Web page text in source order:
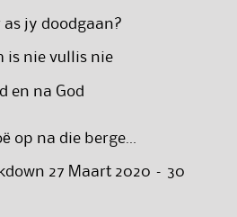
as jy doodgaan?
is nie vullis nie
en na God
op na die berge…
27 Maart 2020 – 30